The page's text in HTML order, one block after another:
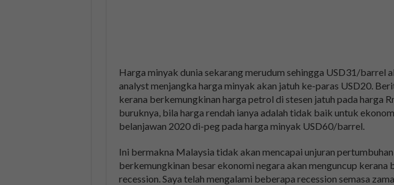
Harga minyak dunia sekarang merudum sehingga USD31/barrel
analyst menjangka harga minyak akan jatuh ke-paras USD20.
kerana berkemungkinan harga petrol di stesen jatuh pada harga
buruknya, bila harga rendah ianya adalah tidak baik untuk
belanjawan 2020 di-peg pada harga minyak USD60/barrel.
Ini bermakna Malaysia tidak akan mencapai unjuran
berkemungkinan besar ekonomi negara akan menguncup kerana
recession. Saya telah mengalami beberapa recession semasa